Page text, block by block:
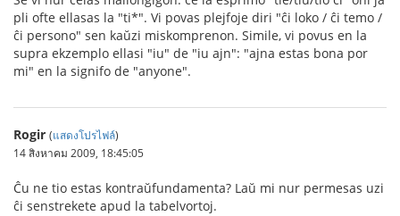
pli ofte ellasas la "ti*". Vi povas plejfoje diri "ĉi loko / ĉi temo /
ĉi persono" sen kaŭzi miskomprenon. Simile, vi povus en la
supra ekzemplo ellasi "iu" de "iu ajn": "ajna estas bona por
mi" en la signifo de "anyone".
Rogir (แสดงโปรไฟล์)
14 สิงหาคม 2009, 18:45:05
Ĉu ne tio estas kontraŭfundamenta? Laŭ mi nur permesas uzi
ĉi senstrekete apud la tabelvortoj.